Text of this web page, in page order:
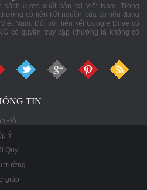
được xuất bản tại Việt Nam. Trong
có liên kết nguồn của tài liệu đang
Nam. Đối với liên kết Google Drive có
có quyền truy cập (thường là không có
TIN
Đồ
Ý
Quy
trường
giúp